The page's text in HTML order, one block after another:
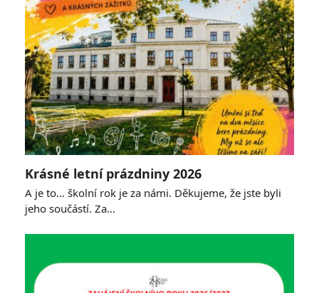
Krásné letní prázdniny 2026
A je to… školní rok je za námi. Děkujeme, že jste byli
jeho součástí. Za…